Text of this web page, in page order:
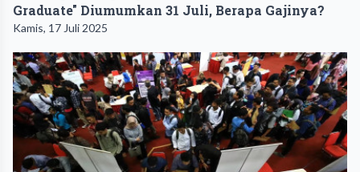
Graduate" Diumumkan 31 Juli, Berapa Gajinya?
Kamis, 17 Juli 2025